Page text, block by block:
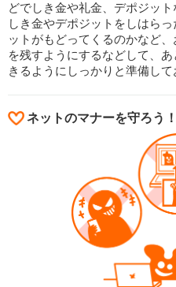
どでしき金や礼金、デポジッ
しき金やデポジットをしはら
ットがもどってくるのかなど
を残すようにするなどして、
きるようにしっかりと準備して
ネットのマナーを守ろう！